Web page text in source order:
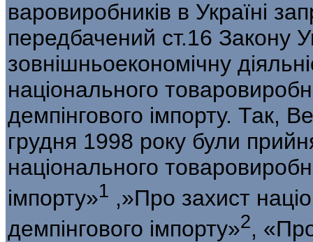
варовиробників в Україні
передба­чений ст.16 Закону
зовнішньоекономічну
національного
демпінгового імпорту. Так,
груд­ня 1998 року були
національного
імпорту»1 ,»Про захист
демпінгового імпорту»2,